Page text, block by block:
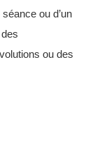
ou d’un
ou des